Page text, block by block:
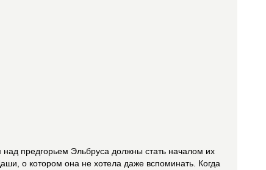
предгорьем Эльбруса должны стать началом их
о котором она не хотела даже вспоминать. Когда